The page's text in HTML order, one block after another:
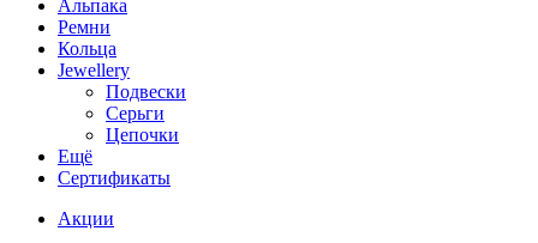
Альпака
Ремни
Кольца
Jewellery
Подвески
Серьги
Цепочки
Ещё
Сертификаты
Акции